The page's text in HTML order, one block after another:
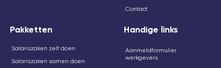
Contact
Pakketten
Salariszaken zelf doen
Salariszaken samen doen
Handige links
Aanmeldformulier
werkgevers